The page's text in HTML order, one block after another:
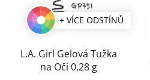
+ VÍCE ODSTÍNŮ
L.A. Girl Gelová Tužka
na Oči 0,28 g